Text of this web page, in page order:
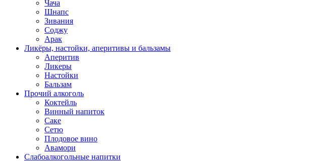
Чача
Шнапс
Зивания
Соджу
Арак
Ликёры, настойки, аперитивы и бальзамы
Аперитив
Ликеры
Настойки
Бальзам
Прочий алкоголь
Коктейль
Винный напиток
Саке
Сетю
Плодовое вино
Авамори
Слабоалкогольные напитки